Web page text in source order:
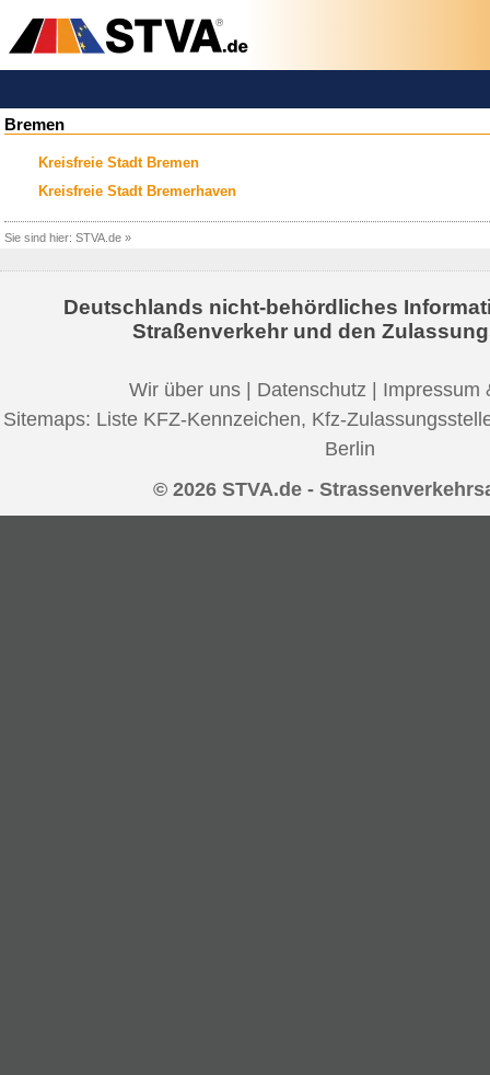
Bremen
Kreisfreie Stadt Bremen
Kreisfreie Stadt Bremerhaven
Sie sind hier: STVA.de »
Deutschlands nicht-behördliches
Straßenverkehr und den
Wir über uns | Datenschutz | Impressum
Sitemaps: Liste KFZ-Kennzeichen, Kfz-
Berlin
© 2026 STVA.de -